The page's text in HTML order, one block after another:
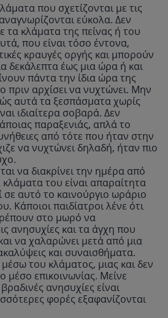
που σχετίζονται με τις
εύκολα. Δεν
τα κλάματα της πείνας ή του
που είναι τόσο έντονα,
κραυγές οργής και μπορούν
δεκάλεπτα έως μια ώρα ή και
πάντα την ίδια ώρα της
πριν αρχίσει να νυχτώνει. Μην
αυτά τα ξεσπάσματα χωρίς
ιδιαίτερα σοβαρά. Δεν
παραξενιάς, απλά το
από τότε που ήταν στην
να νυχτώνει δηλαδή, ήταν πιο
να διακρίνει την ημέρα από
του είναι απαραίτητα
αυτό το καινούργιο ωράριο
Κάποιοι παιδίατροι λένε ότι
στο μωρό να
ανησυχίες και τα άγχη που
να χαλαρώνει μετά από μια
και συναισθήματα.
του κλάματος, μιας και δεν
μέσο επικοινωνίας. Μείνε
ανησυχίες είναι
φορές εξαφανίζονται